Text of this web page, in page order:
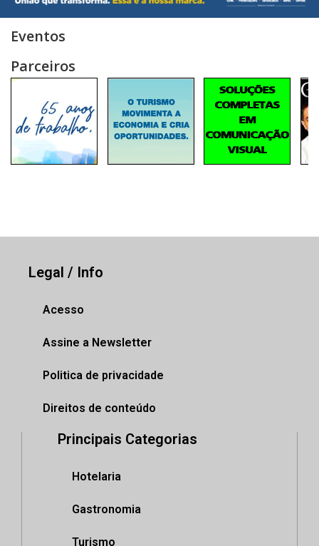
Eventos
Parceiros
Legal / Info
Acesso
Assine a Newsletter
Politica de privacidade
Direitos de conteúdo
Principais Categorias
Hotelaria
Gastronomia
Turismo